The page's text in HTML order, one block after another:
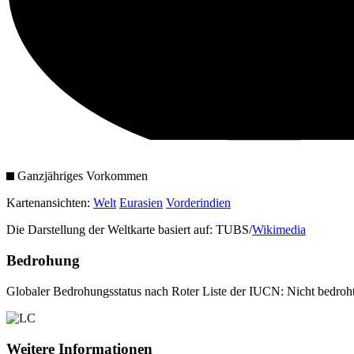
Ganzjähriges Vorkommen
Kartenansichten: Welt Eurasien Vorderindien
Die Darstellung der Weltkarte basiert auf: TUBS/Wikimedia
Bedrohung
Globaler Bedrohungsstatus nach Roter Liste der IUCN: Nicht
Weitere Informationen